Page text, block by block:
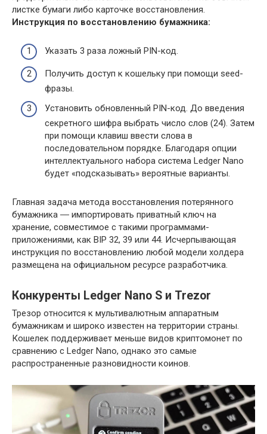
листке бумаги либо карточке восстановления.
Инструкция по восстановлению бумажника:
Указать 3 раза ложный PIN-код.
Получить доступ к кошельку при помощи seed-
фразы.
Установить обновленный PIN-код. До введения
секретного шифра выбрать число слов (24). Затем
при помощи клавиш ввести слова в
последовательном порядке. Благодаря опции
интеллектуального набора система Ledger Nano
будет «подсказывать» вероятные варианты.
Главная задача метода восстановления потерянного
бумажника ― импортировать приватный ключ на
хранение, совместимое с такими программами-
приложениями, как BIP 32, 39 или 44. Исчерпывающая
инструкция по восстановлению любой модели холдера
размещена на официальном ресурсе разработчика.
Конкуренты Ledger Nano S и Trezor
Трезор относится к мультивалютным аппаратным
бумажникам и широко известен на территории страны.
Кошелек поддерживает меньше видов криптомонет по
сравнению с Ledger Nano, однако это самые
распространенные разновидности коинов.